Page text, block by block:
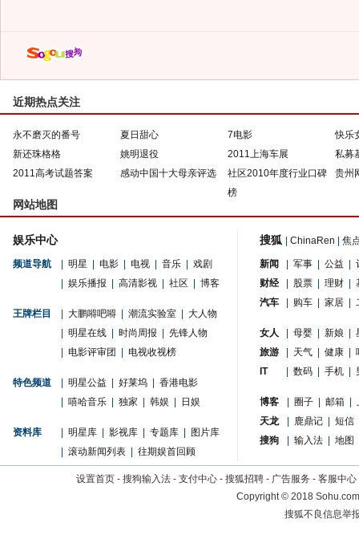
近期热点关注
永不磨灭的番号 夏日甜心 7电影
快乐
新还珠格格
姚明退役 2011上海车展
私募
2011高考试题答案
感动中国十大母亲评选
社区2010年度行业口碑
榜
贵州
网站地图
娱乐中心
频道导航 明星 电影 电视 音乐
戏剧
娱乐播报 高清影视 社区 博客
王牌栏目 大鹏嘚吧嘚 潮流实验室
大人物
明星在线 时尚周报
先锋人物
电影评审团 电视收视榜
特色频道 明星公益 好莱坞
香港电影
嘻哈音乐 独家 韩娱 日娱
资料库 明星库 影视库 专题库
图片库
滚动新闻列表 往期娱首回顾
搜狐 ChinaRen 焦
新闻 军事 公益
财经
股票 理财
汽车
购车 家居
女人 母婴 新娘
旅游
天气 健康
IT
数码 手机
博客 圈子 邮箱
天龙
鹿鼎记
短信
搜狗
输入法 地图
设置首页 - 搜狗输入法 - 支付中心 - 搜狐招聘 - 广告服务 - 客服中心
Copyright©2018
搜狐不良信息举